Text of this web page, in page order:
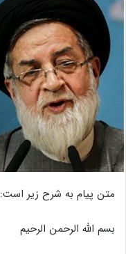
متن پیام به شرح زیر است:
بسم الله الرحمن الرحیم